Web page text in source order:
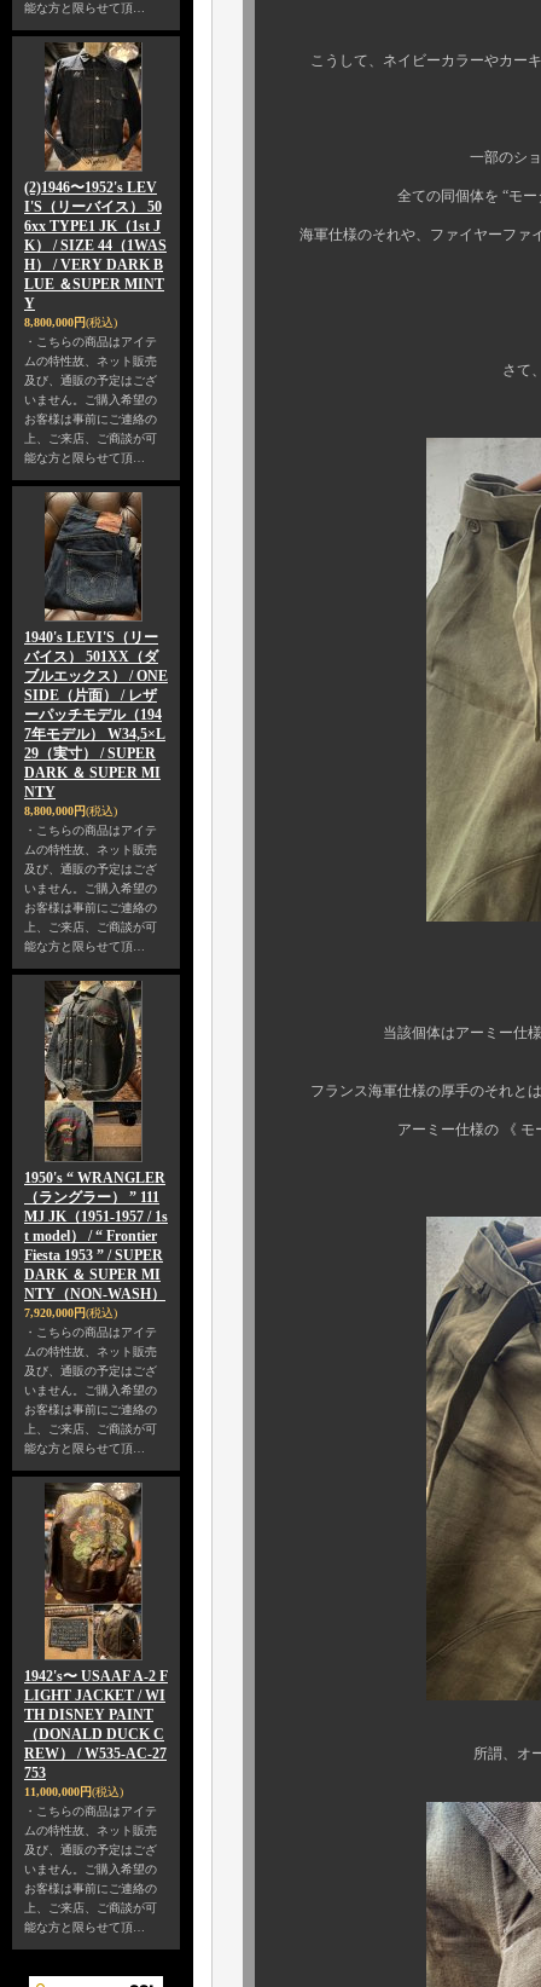
能な方と限らせて頂…
(2)1946〜1952's LEV
I'S（リーバイス） 50
6xx TYPE1 JK（1st J
K） / SIZE 44（1WAS
H） / VERY DARK B
LUE ＆SUPER MINT
Y
8,800,000円(税込)
・こちらの商品はアイテ
ムの特性故、ネット販売
及び、通販の予定はござ
いません。ご購入希望の
お客様は事前にご連絡の
上、ご来店、ご商談が可
能な方と限らせて頂…
1940's LEVI'S（リー
バイス） 501XX（ダ
ブルエックス） / ONE
SIDE（片面） / レザ
ーパッチモデル（194
7年モデル） W34,5×L
29（実寸） / SUPER
DARK ＆ SUPER MI
NTY
8,800,000円(税込)
・こちらの商品はアイテ
ムの特性故、ネット販売
及び、通販の予定はござ
いません。ご購入希望の
お客様は事前にご連絡の
上、ご来店、ご商談が可
能な方と限らせて頂…
1950's “ WRANGLER
（ラングラー） ” 111
MJ JK（1951-1957 / 1s
t model） / “ Frontier
Fiesta 1953 ” / SUPER
DARK ＆ SUPER MI
NTY（NON-WASH）
7,920,000円(税込)
・こちらの商品はアイテ
ムの特性故、ネット販売
及び、通販の予定はござ
いません。ご購入希望の
お客様は事前にご連絡の
上、ご来店、ご商談が可
能な方と限らせて頂…
1942's〜 USAAF A-2 F
LIGHT JACKET / WI
TH DISNEY PAINT
（DONALD DUCK C
REW） / W535-AC-27
753
11,000,000円(税込)
・こちらの商品はアイテ
ムの特性故、ネット販売
及び、通販の予定はござ
いません。ご購入希望の
お客様は事前にご連絡の
上、ご来店、ご商談が可
能な方と限らせて頂…
こうして、ネイビーカラーやカーキ
一部のショップWEBペ
全ての同個体を “モーターサイ
海軍仕様のそれや、ファイヤーファイ
さて、改めて当該
当該個体はアーミー仕様の所謂
フランス海軍仕様の厚手のそれとは
アーミー仕様の 《 モーターサ
所謂、オーバーパンツ